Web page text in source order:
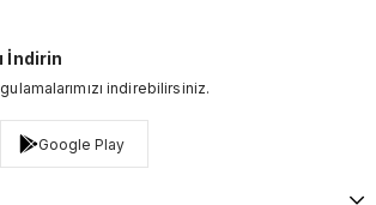
İndirin
indirebilirsiniz.
Google Play